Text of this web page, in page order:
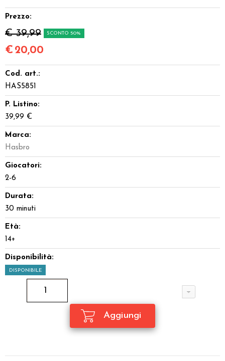
Prezzo:
€ 39,99 SCONTO 50%
€ 20,00
Cod. art.:
HAS5851
P. Listino:
39,99 €
Marca:
Hasbro
Giocatori:
2-6
Durata:
30 minuti
Età:
14+
Disponibilità:
DISPONIBILE